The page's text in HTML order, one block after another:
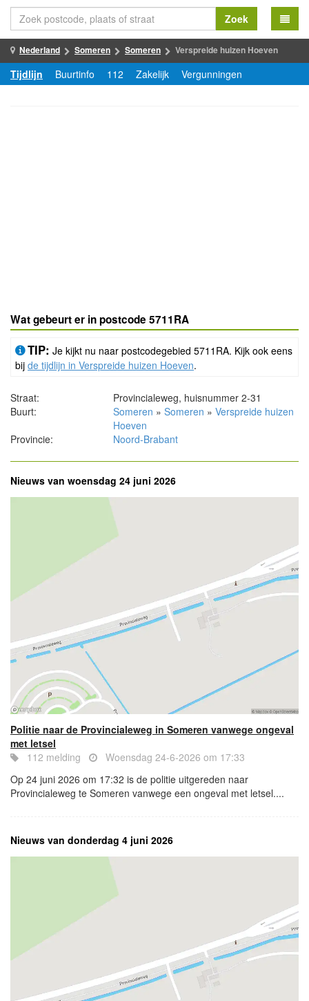
Zoek
Nederland Someren Someren Verspreide huizen Hoeven
Tijdlijn Buurtinfo 112 Zakelijk Vergunningen
Wat gebeurt er in postcode 5711RA
TIP: Je kijkt nu naar postcodegebied 5711RA. Kijk ook eens
bij de tijdlijn in Verspreide huizen Hoeven.
Straat:
Provincialeweg, huisnummer 2-31
Buurt:
Someren »Someren »Verspreide huizen
Hoeven
Provincie:
Noord-Brabant
Nieuws van woensdag 24 juni 2026
Politie naar de Provincialeweg in Someren vanwege ongeval
met letsel
112 melding
Woensdag 24-6-2026 om 17:33
Op 24 juni 2026 om 17:32 is de politie uitgereden naar
Provincialeweg te Someren vanwege een ongeval met letsel....
Nieuws van donderdag 4 juni 2026